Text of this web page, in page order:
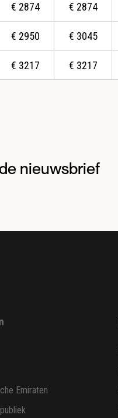
€ 2874
€ 2950
€ 3217
€ 2874
€ 3045
€ 3217
nieuwsbrief
Emiraten